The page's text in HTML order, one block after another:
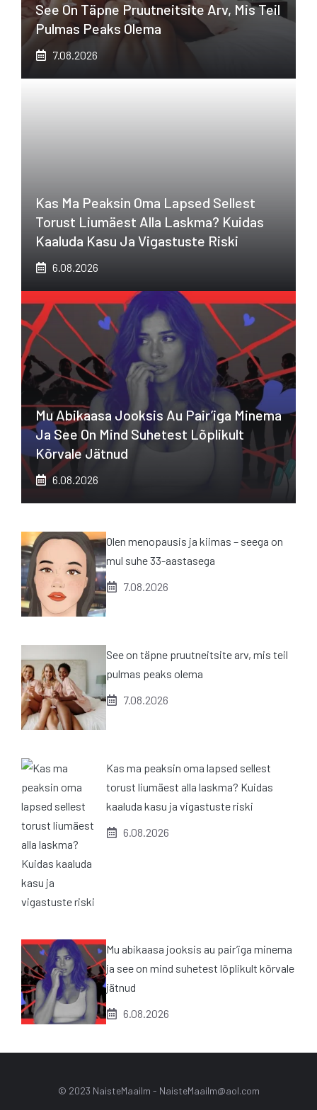
See On Täpne Pruutneitsite Arv, Mis Teil
Pulmas Peaks Olema
7.08.2026
Kas Ma Peaksin Oma Lapsed Sellest
Torust Liumäest Alla Laskma? Kuidas
Kaaluda Kasu Ja Vigastuste Riski
6.08.2026
Mu Abikaasa Jooksis Au Pair’iga Minema
Ja See On Mind Suhetest Lõplikult
Kõrvale Jätnud
6.08.2026
Olen menopausis ja kiimas – seega on
mul suhe 33-aastasega
7.08.2026
See on täpne pruutneitsite arv, mis teil
pulmas peaks olema
7.08.2026
Kas ma peaksin oma lapsed sellest
torust liumäest alla laskma? Kuidas
kaaluda kasu ja vigastuste riski
6.08.2026
Mu abikaasa jooksis au pair’iga minema
ja see on mind suhetest lõplikult kõrvale
jätnud
6.08.2026
© 2023 NaisteMaailm - NaisteMaailm@aol.com